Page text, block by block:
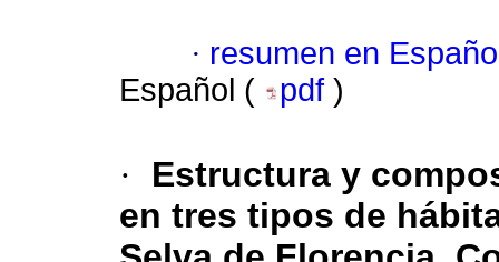
· resumen en
Español (
pdf )
·
Estructura y
en tres tipos de